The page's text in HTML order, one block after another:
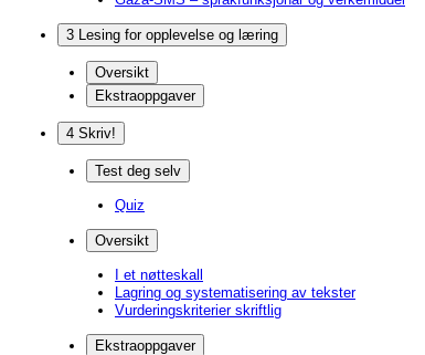
3 Lesing for opplevelse og læring
Oversikt
Ekstraoppgaver
4 Skriv!
Test deg selv
Quiz
Oversikt
I et nøtteskall
Lagring og systematisering av tekster
Vurderingskriterier skriftlig
Ekstraoppgaver